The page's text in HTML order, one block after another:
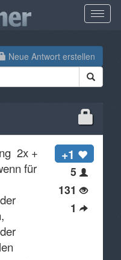
Neue Antwort erstellen
+1
5
131
1
2x +
für